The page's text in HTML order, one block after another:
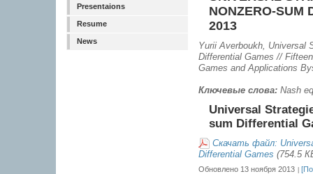
Presentaions
Resume
News
NONZERO-SUM
2013
Yurii Averboukh, Universal
Differential Games //
Games and Applications
Ключевые слова:Nash
Universal
sum Differential
Скачать файл:
Differential Games (754.5
Обновлено 13 ноября 2013